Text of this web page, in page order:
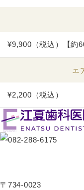
¥9,900（税込）【約
エ
¥2,200（税込）
〒734-0023